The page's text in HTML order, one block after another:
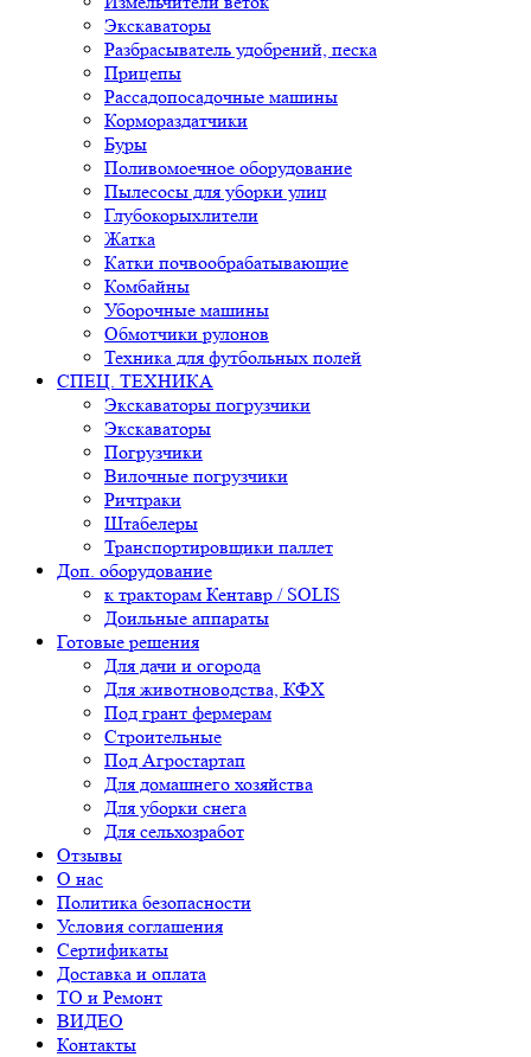
Экскаваторы
Разбрасыватель удобрений, песка
Прицепы
Рассадопосадочные машины
Кормораздатчики
Буры
Поливомоечное оборудование
Пылесосы для уборки улиц
Глубокорыхлители
Жатка
Катки почвообрабатывающие
Комбайны
Уборочные машины
Обмотчики рулонов
Техника для футбольных полей
СПЕЦ. ТЕХНИКА
Экскаваторы погрузчики
Экскаваторы
Погрузчики
Вилочные погрузчики
Ричтраки
Штабелеры
Транспортировщики паллет
Доп. оборудование
к тракторам Кентавр / SOLIS
Доильные аппараты
Готовые решения
Для дачи и огорода
Для животноводства, КФХ
Под грант фермерам
Строительные
Под Агростартап
Для домашнего хозяйства
Для уборки снега
Для сельхозработ
Отзывы
О нас
Политика безопасности
Условия соглашения
Сертификаты
Доставка и оплата
ТО и Ремонт
ВИДЕО
Контакты